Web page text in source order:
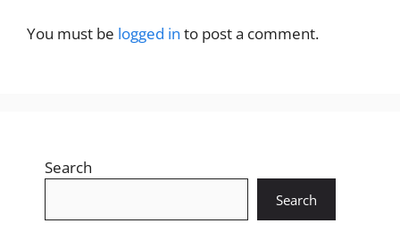
You must be logged in to post a comment.
Search
Search